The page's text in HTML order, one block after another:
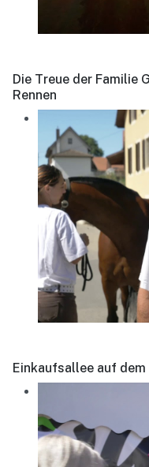
Die Treue der Familie
Rennen
Einkaufsallee auf